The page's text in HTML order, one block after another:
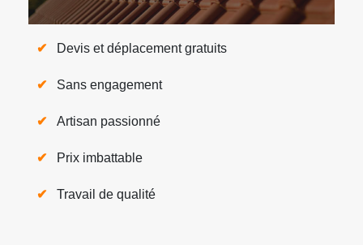
Devis et déplacement gratuits
Sans engagement
Artisan passionné
Prix imbattable
Travail de qualité